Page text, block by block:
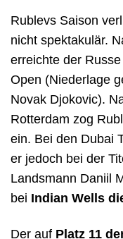
Rublevs Saison
nicht spektakulär.
erreichte der
Open (Niederlage
Novak Djokovic).
Rotterdam zog
ein. Bei den Dubai
er jedoch bei der
Landsmann Daniil
bei Indian Wells
Der auf Platz 11